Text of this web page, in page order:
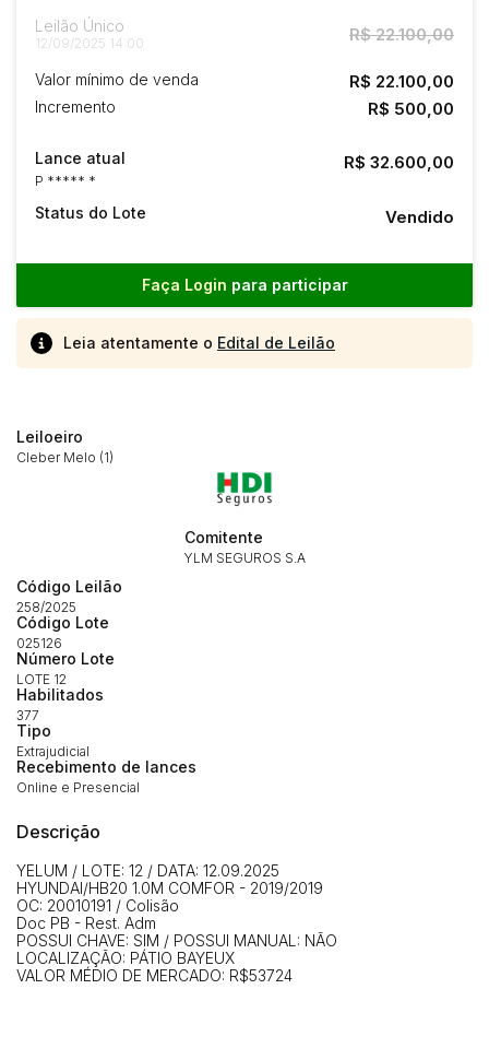
Leilão Único
12/09/2025 14:00 R$ 22.100,00
Valor mínimo de venda R$ 22.100,00
Incremento R$ 500,00
Lance atual
P ***** *
R$ 32.600,00
Status do Lote Vendido
Faça Login para participar
Leia atentamente o Edital de Leilão
Leiloeiro
Cleber Melo (1)
Comitente
YLM SEGUROS S.A
Código Leilão
258/2025
Código Lote
025126
Número Lote
LOTE 12
Habilitados
377
Tipo
Extrajudicial
Recebimento de lances
Online e Presencial
Descrição
YELUM / LOTE: 12 / DATA: 12.09.2025
HYUNDAI/HB20 1.0M COMFOR - 2019/2019
OC: 20010191 / Colisão
Doc PB - Rest. Adm
POSSUI CHAVE: SIM / POSSUI MANUAL: NÃO
LOCALIZAÇÃO: PÁTIO BAYEUX
VALOR MÉDIO DE MERCADO: R$53724